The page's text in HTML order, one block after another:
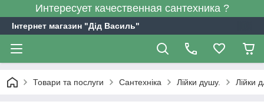
Интересует качественная сантехника ?
Інтернет магазин "Дід Василь"
Товари та послуги Сантехніка Лійки душу. Лійки